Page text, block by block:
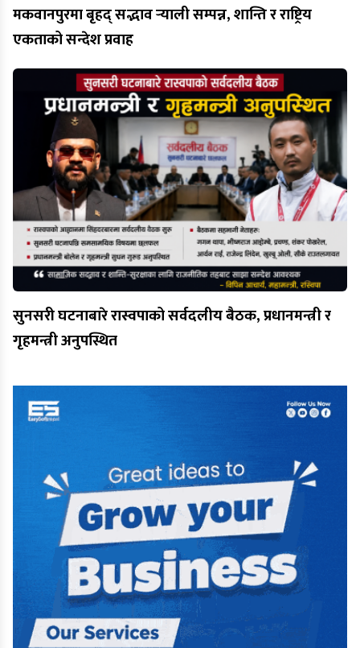
मकवानपुरमा बृहद् सद्भाव र्‍याली सम्पन्न, शान्ति र राष्ट्रिय
एकताको सन्देश प्रवाह
सुनसरी घटनाबारे रास्वपाको सर्वदलीय बैठक, प्रधानमन्त्री र
गृहमन्त्री अनुपस्थित